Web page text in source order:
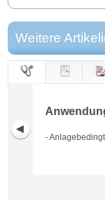
Weitere
-